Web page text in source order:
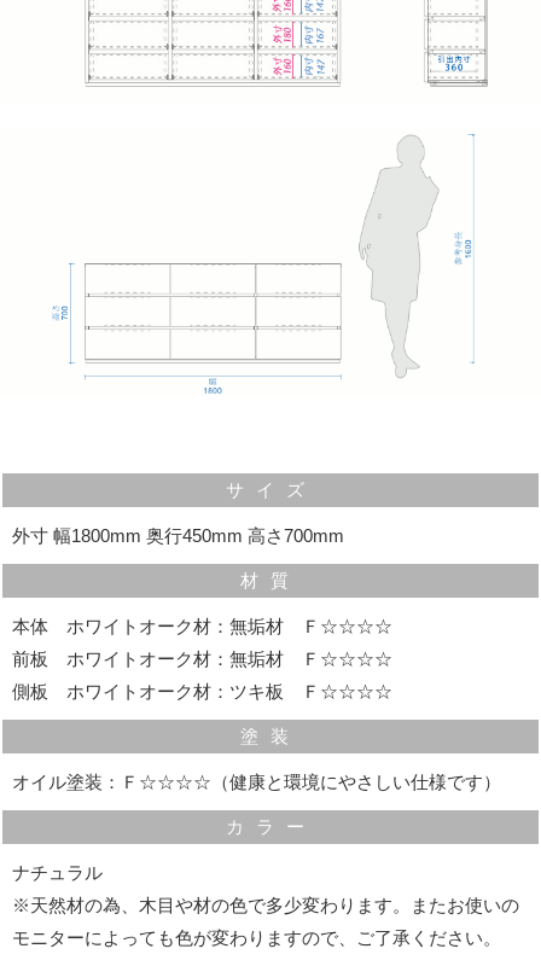
背面化粧仕上げ
背面は同じ材種のツキ板で仕上げている、高級感のある
本体の底には床が傷つきにくいようにフェルトを貼って
います。
サイズ
外寸 幅1800mm 奥行450mm 高さ700mm
材質
本体 ホワイトオーク材：無垢材 Ｆ☆☆☆☆
前板 ホワイトオーク材：無垢材 Ｆ☆☆☆☆
側板 ホワイトオーク材：ツキ板 Ｆ☆☆☆☆
塗装
オイル塗装：Ｆ☆☆☆☆（健康と環境にやさしい仕様です）
カラー
ナチュラル
※天然材の為、木目や材の色で多少変わります。またお使いの
モニターによっても色が変わりますので、ご了承ください。